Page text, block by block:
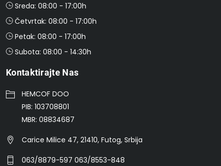
Sreda: 08:00 - 17:00h
Četvrtak: 08:00 - 17:00h
Petak: 08:00 - 17:00h
Subota: 08:00 - 14:30h
Kontaktirajte Nas
HEMCOF DOO
PIB: 103708801
MBR: 08834687
Carice Milice 47, 21410, Futog, Srbija
063/8879-597 063/8553-848